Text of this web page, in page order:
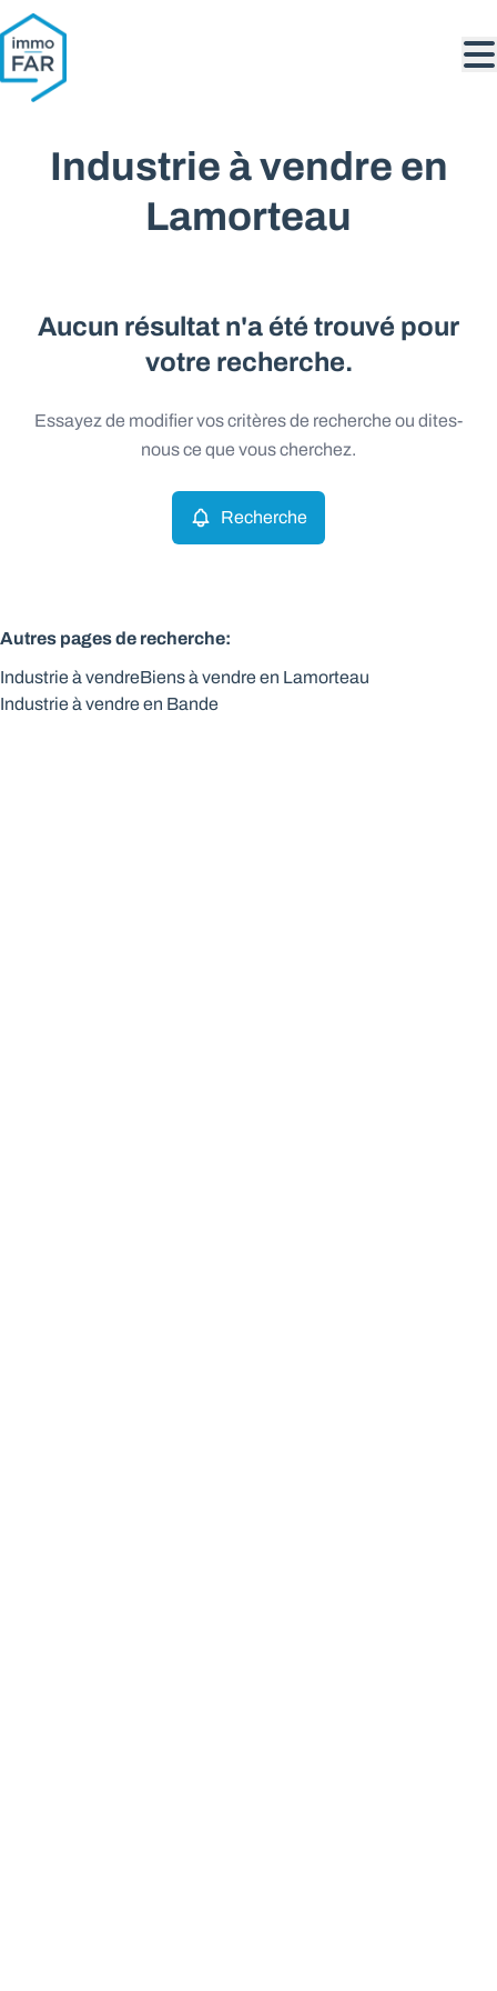
Aller au contenu principal
Industrie à vendre en
Lamorteau
Aucun résultat n'a été trouvé pour
votre recherche.
Essayez de modifier vos critères de recherche ou dites-
nous ce que vous cherchez.
Recherche
Autres pages de recherche:
Industrie à vendreBiens à vendre en Lamorteau
Industrie à vendre en Bande